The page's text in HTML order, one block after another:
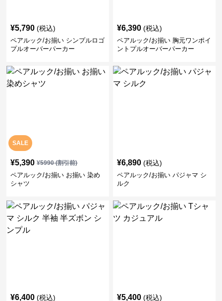
¥5,790 (税込)
ペアルック/お揃い シンプルロゴ
プルオーバーパーカー
¥6,390 (税込)
ペアルック/お揃い 胸元ワンポイ
ントプルオーバーパーカー
SALE
¥5,390 ¥5990(割引前)
ペアルック/お揃い お揃い 染め
シャツ
¥6,890 (税込)
ペアルック/お揃い パジャマ シ
ルク
¥6,400 (税込) ¥5,400 (税込)